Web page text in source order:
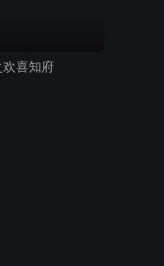
欢喜知府